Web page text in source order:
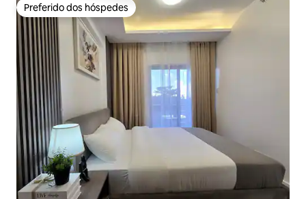
Preferido dos hóspedes
Preferido dos hóspedes